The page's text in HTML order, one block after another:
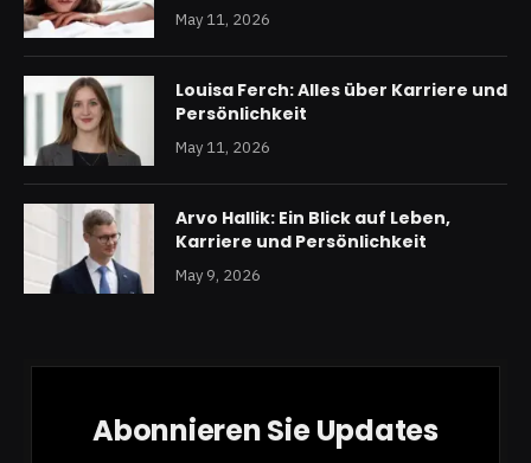
May 11, 2026
Louisa Ferch: Alles über Karriere und
Persönlichkeit
May 11, 2026
Arvo Hallik: Ein Blick auf Leben,
Karriere und Persönlichkeit
May 9, 2026
Abonnieren Sie Updates